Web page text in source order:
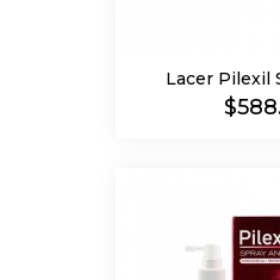
Lacer Pilexil